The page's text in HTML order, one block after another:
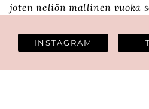
joten neliön mallinen vuoka
INSTAGRAM